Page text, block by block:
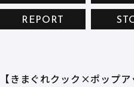
プライバ
REPORT
【きまぐれクック×ポップ